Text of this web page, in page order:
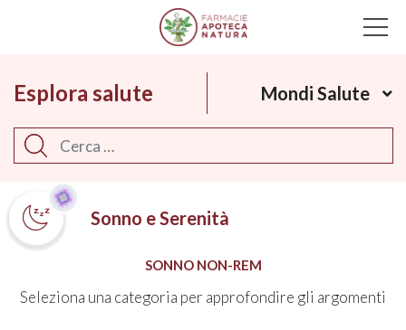
Main Navigation
Esplora salute Mondi Salute
Cerca
Sonno e Serenità
SONNO NON-REM
Seleziona una categoria per approfondire gli argomenti